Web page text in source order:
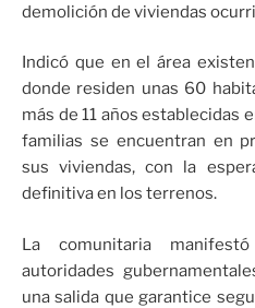
demolición de viviendas
Indicó que en el área
donde residen unas 60
más de 11 años establecidas
familias se encuentran en
sus viviendas, con la
definitiva en los terrenos.
La comunitaria
autoridades
una salida que garantice